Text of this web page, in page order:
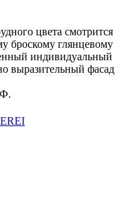
цвета смотрится
броскому глянцевому
индивидуальный
выразительный фасад